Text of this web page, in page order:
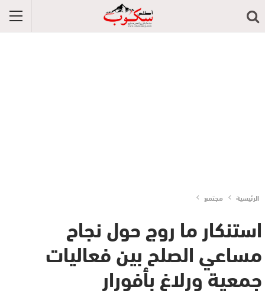
الرئيسية مجتمع
استنكار ما روج حول نجاح
مساعي الصلح بين فعاليات
جمعية ورلاغ بأفورار